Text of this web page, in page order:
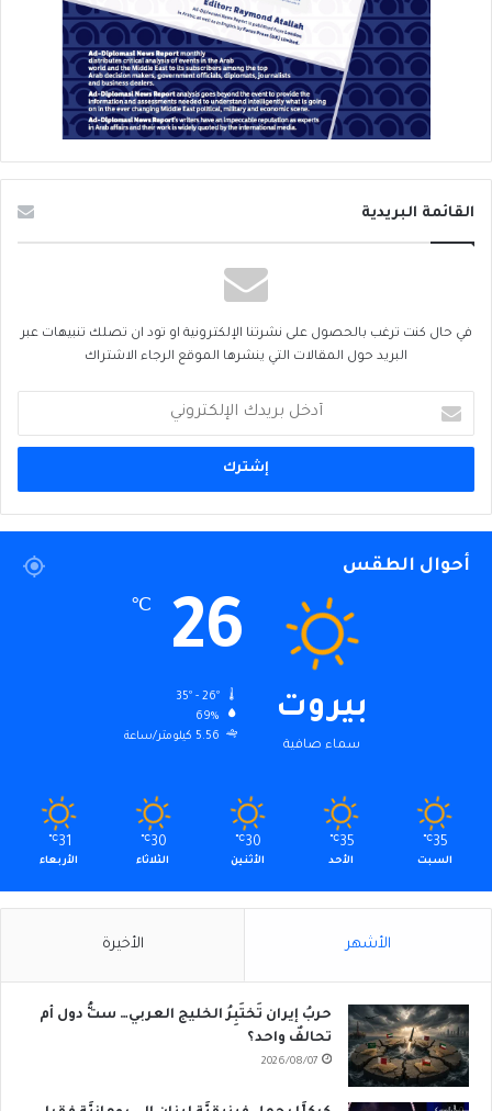
القائمة البريدية
في حال كنت ترغب بالحصول على نشرتنا الإلكترونية او تود ان تصلك تنبيهات عبر
البريد حول المقالات التي ينشرها الموقع الرجاء الاشتراك
بريدك
الإلكتروني
أحوال الطقس
بيروت
سماء صافية
26
℃
69%
5.56 كيلومتر/ساعة
35
℃
السبت
35
℃
الأحد
30
℃
الأثنين
30
℃
الثلاثاء
31
℃
الأربعاء
الأشهر الأخيرة
حربُ إيران تَختَبِرُ الخليج العربي… ستُّ دول أم
تحالفٌ واحد؟
2026/08/07